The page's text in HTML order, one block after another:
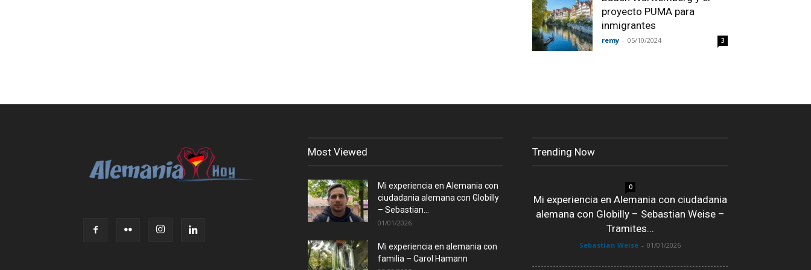
proyecto PUMA para
inmigrantes
remy - 05/10/2024 3
Most Viewed
Mi experiencia en Alemania con
ciudadania alemana con Globilly
– Sebastian...
01/01/2026
Mi experiencia en alemania con
familia – Carol Hamann
Trending Now
0
Mi experiencia en Alemania con ciudadania
alemana con Globilly – Sebastian Weise –
Tramites...
Sebastian Weise - 01/01/2026